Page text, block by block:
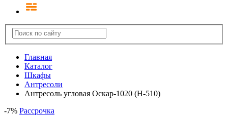
Главная
Каталог
Шкафы
Антресоли
Антресоль угловая Оскар-1020 (Н-510)
-7% Рассрочка